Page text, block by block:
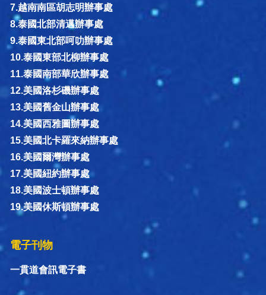
7.越南南區胡志明辦事處
8.泰國北部清邁辦事處
9.泰國東北部呵叻辦事處
10.泰國東部北柳辦事處
11.泰國南部華欣辦事處
12.美國洛杉磯辦事處
13.美國舊金山辦事處
14.美國西雅圖辦事處
15.美國北卡羅來納辦事處
16.美國爾灣辦事處
17.美國紐約辦事處
18.美國波士頓辦事處
19.美國休斯頓辦事處
電子刊物
一貫道會訊電子書